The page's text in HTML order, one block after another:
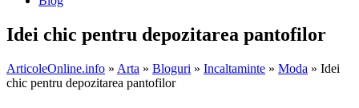
Idei chic pentru depozitarea pantofilor
ArticoleOnline.info » Arta » Bloguri » Incaltaminte » Moda » Idei
chic pentru depozitarea pantofilor